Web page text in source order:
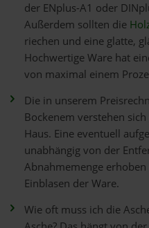
der ENplus-A1 oder
Außerdem sollten die
riechen und eine glatte,
Hochwertige Ware hat
von maximal einem
Die in unserem
Bockenem verstehen
Haus. Eine eventuell
unabhängig von der
Abnahmemenge
Einblasen der Ware.
Wie oft muss ich die